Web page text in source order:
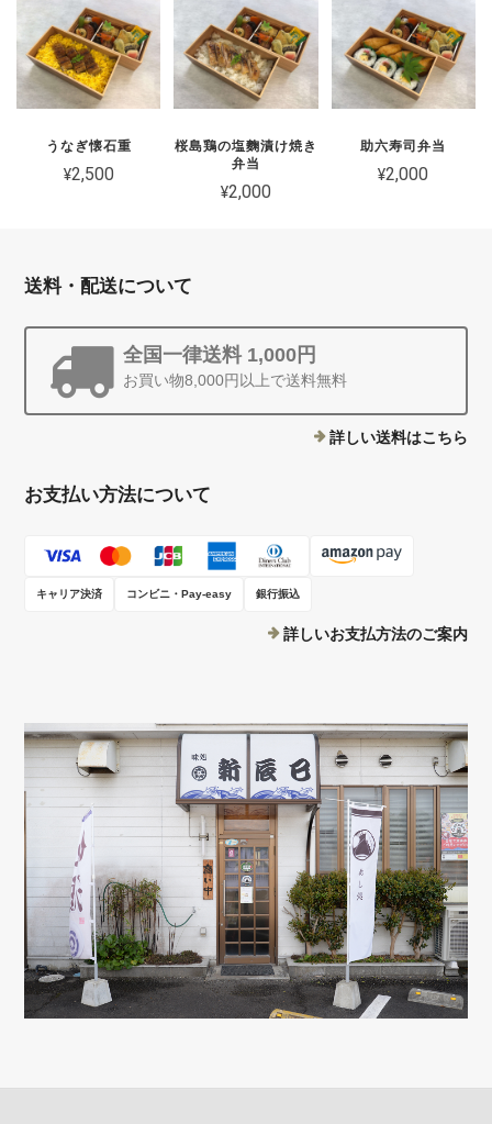
うなぎ懐石重
¥2,500
桜島鶏の塩麴漬け焼き
弁当
¥2,000
助六寿司弁当
¥2,000
送料・配送について
全国一律送料 1,000円
お買い物8,000円以上で送料無料
詳しい送料はこちら
お支払い方法について
キャリア決済 コンビニ・Pay-easy 銀行振込
詳しいお支払方法のご案内